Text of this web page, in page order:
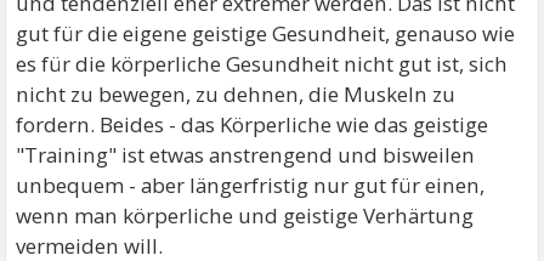
gut für die eigene geistige Gesundheit, genauso wie
es für die körperliche Gesundheit nicht gut ist, sich
nicht zu bewegen, zu dehnen, die Muskeln zu
fordern. Beides - das Körperliche wie das geistige
"Training" ist etwas anstrengend und bisweilen
unbequem - aber längerfristig nur gut für einen,
wenn man körperliche und geistige Verhärtung
vermeiden will.